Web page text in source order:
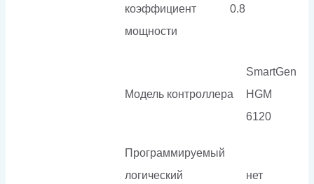
коэффициент
мощности
0.8
Модель контроллера
SmartGen
HGM
6120
Программируемый
логический
нет